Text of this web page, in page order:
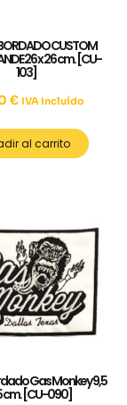
CUSTOM
26 x 26 cm. [CU-
103]
€ IVA incluído
al carrito
Gas Monkey 9,5
cm. [CU-090]